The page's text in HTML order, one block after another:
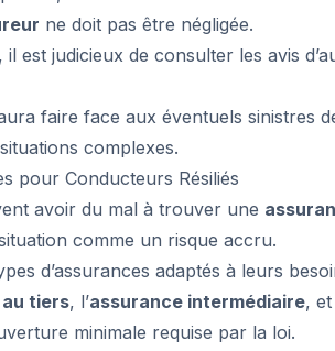
ne doit pas être négligée.
est judicieux de consulter les avis
faire face aux éventuels sinistres
complexes.
pour Conducteurs Résiliés
avoir du mal à trouver une
comme un risque accru.
d’assurances adaptés à leurs
tiers, l’assurance intermédiaire, et
minimale requise par la loi.